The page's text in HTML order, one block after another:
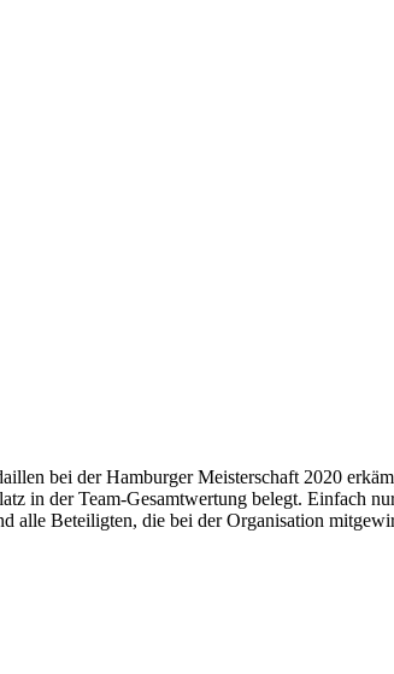
bei der Hamburger Meisterschaft 2020
in der Team-Gesamtwertung belegt. Einfach
alle Beteiligten, die bei der Organisation